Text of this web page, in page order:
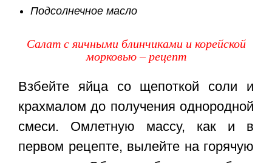
Подсолнечное масло
Салат с яичными блинчиками и корейской
морковью – рецепт
Взбейте яйца со щепоткой соли и
крахмалом до получения однородной
смеси. Омлетную массу, как и в
первом рецепте, вылейте на горячую